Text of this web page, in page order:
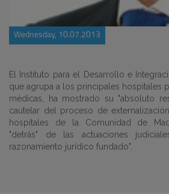
Wednesday, 10.07.2013
El Instituto para el Desarrollo e
que agrupa a los principales hospitales
médicas, ha mostrado su "absoluto
cautelar del proceso de
hospitales de la Comunidad de
"detrás" de las actuaciones
razonamiento jurídico fundado".